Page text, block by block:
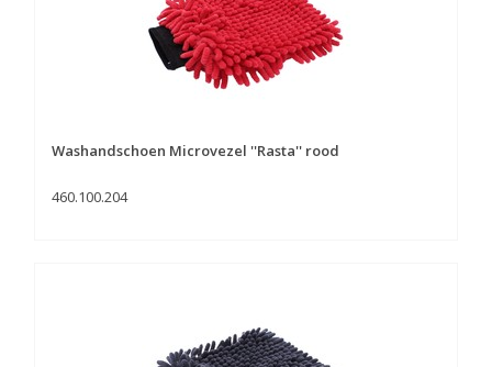
Washandschoen Microvezel ''Rasta'' rood
460.100.204